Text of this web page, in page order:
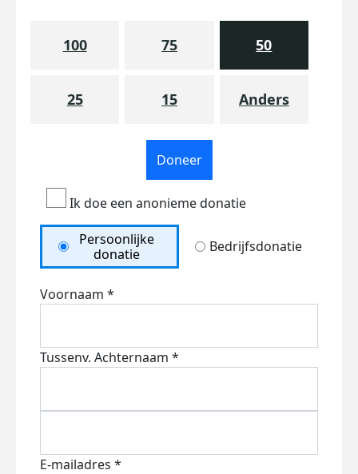
100 75 50
25 15 Anders
Doneer
Ik doe een anonieme donatie
Persoonlijke
donatie
Bedrijfsdonatie
Voornaam *
Tussenv. Achternaam *
E-mailadres *